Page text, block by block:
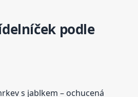
podle
s jablkem – ochucená